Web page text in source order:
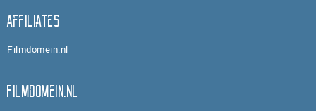
Affiliates
Filmdomein.nl
Filmdomein.nl